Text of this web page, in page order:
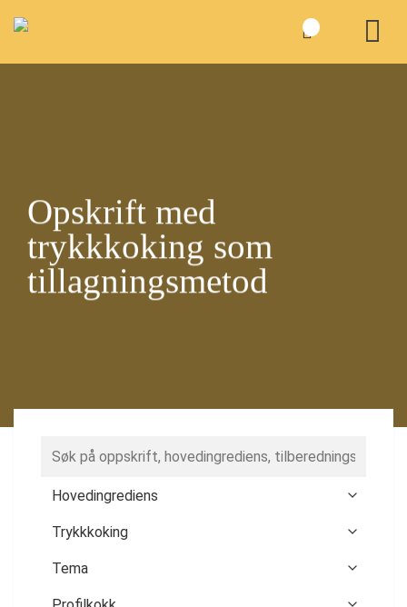
Opskrift med
trykkkoking som
tillagningsmetod